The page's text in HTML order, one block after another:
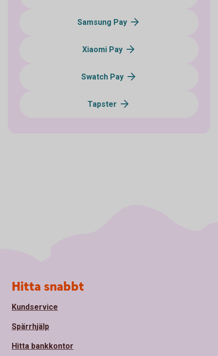
Samsung Pay
Xiaomi Pay
Swatch Pay
Tapster
Sidfot
Hitta snabbt
Kundservice
Spärrhjälp
Hitta bankkontor